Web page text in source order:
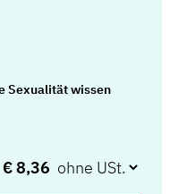
Sexualität wissen
€ 8,36